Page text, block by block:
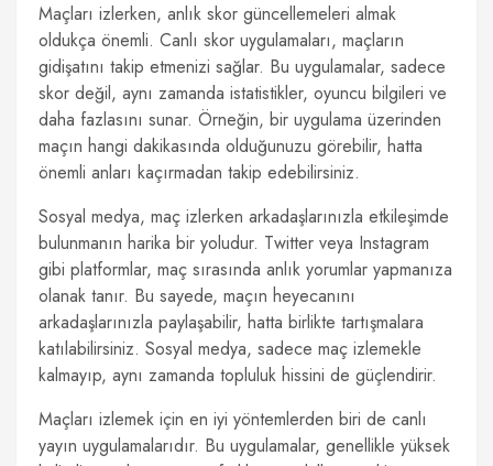
Maçları izlerken, anlık skor güncellemeleri almak
oldukça önemli. Canlı skor uygulamaları, maçların
gidişatını takip etmenizi sağlar. Bu uygulamalar, sadece
skor değil, aynı zamanda istatistikler, oyuncu bilgileri ve
daha fazlasını sunar. Örneğin, bir uygulama üzerinden
maçın hangi dakikasında olduğunuzu görebilir, hatta
önemli anları kaçırmadan takip edebilirsiniz.
Sosyal medya, maç izlerken arkadaşlarınızla etkileşimde
bulunmanın harika bir yoludur. Twitter veya Instagram
gibi platformlar, maç sırasında anlık yorumlar yapmanıza
olanak tanır. Bu sayede, maçın heyecanını
arkadaşlarınızla paylaşabilir, hatta birlikte tartışmalara
katılabilirsiniz. Sosyal medya, sadece maç izlemekle
kalmayıp, aynı zamanda topluluk hissini de güçlendirir.
Maçları izlemek için en iyi yöntemlerden biri de canlı
yayın uygulamalarıdır. Bu uygulamalar, genellikle yüksek